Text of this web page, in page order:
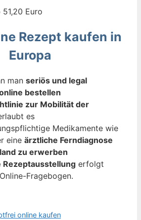
Euro
Rezept kaufen in
Europa
man seriös und legal
bestellen
zur Mobilität der
es
Medikamente wie
eine ärztliche Ferndiagnose
zu erwerben
Rezeptausstellung erfolgt
Fragebogen.
online kaufen